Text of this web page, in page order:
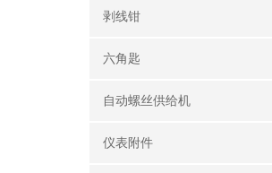
剥线钳
六角匙
自动螺丝供给机
仪表附件